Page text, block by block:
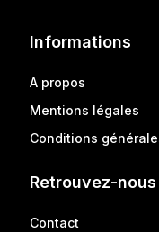
Informations
A propos
Mentions légales
Conditions
Retrouvez-nous
Contact